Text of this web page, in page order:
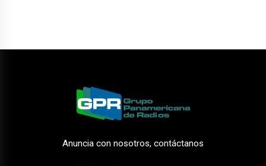
Anuncia con nosotros, contáctanos